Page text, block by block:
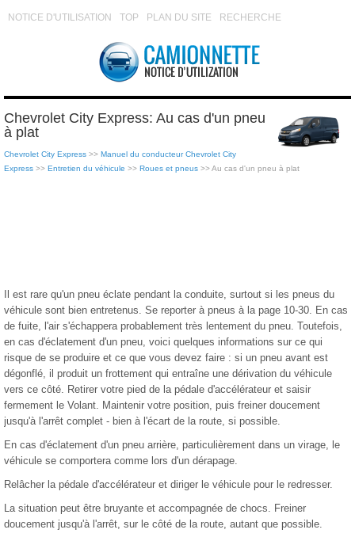
NOTICE D'UTILISATION TOP PLAN DU SITE RECHERCHE
Chevrolet City Express: Au cas d'un pneu
à plat
Chevrolet City Express >> Manuel du conducteur Chevrolet City
Express >> Entretien du véhicule >> Roues et pneus >> Au cas d'un pneu à plat
Il est rare qu'un pneu éclate pendant la conduite, surtout si les pneus du
véhicule sont bien entretenus. Se reporter à pneus à la page 10-30. En cas
de fuite, l'air s'échappera probablement très lentement du pneu. Toutefois,
en cas d'éclatement d'un pneu, voici quelques informations sur ce qui
risque de se produire et ce que vous devez faire : si un pneu avant est
dégonflé, il produit un frottement qui entraîne une dérivation du véhicule
vers ce côté. Retirer votre pied de la pédale d'accélérateur et saisir
fermement le Volant. Maintenir votre position, puis freiner doucement
jusqu'à l'arrêt complet - bien à l'écart de la route, si possible.
En cas d'éclatement d'un pneu arrière, particulièrement dans un virage, le
véhicule se comportera comme lors d'un dérapage.
Relâcher la pédale d'accélérateur et diriger le véhicule pour le redresser.
La situation peut être bruyante et accompagnée de chocs. Freiner
doucement jusqu'à l'arrêt, sur le côté de la route, autant que possible.